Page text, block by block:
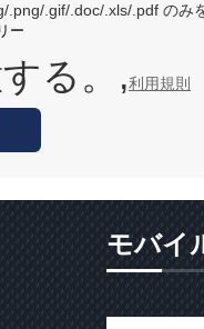
.png/.gif/.doc/.xls/.pdf のみ
ー
る。,利用規則
モバイ